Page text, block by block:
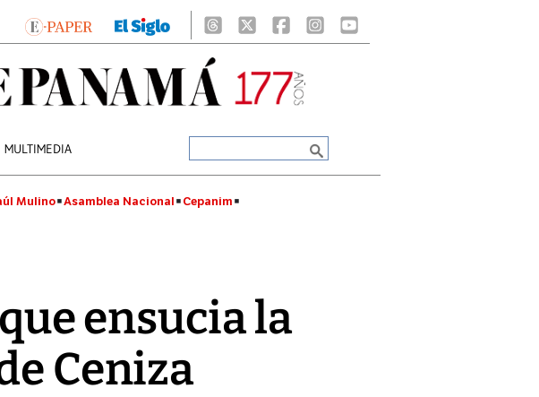
MULTIMEDIA
Mulino Asamblea Nacional Cepanim
ensucia la
Ceniza